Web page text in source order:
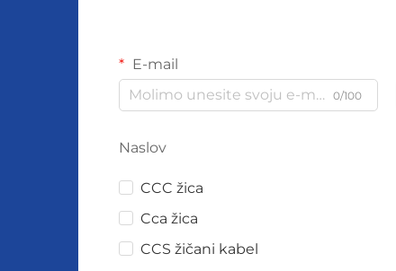
E-mail
0/100
Naslov
CCC žica
Cca žica
CCS žičani kabel